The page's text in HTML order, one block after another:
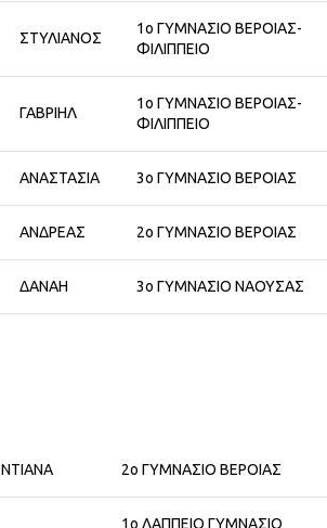
ΣΤΥΛΙΑΝΟΣ
1ο ΓΥΜΝΑΣΙΟ ΒΕΡΟΙΑΣ-
ΦΙΛΙΠΠΕΙΟ
ΓΑΒΡΙΗΛ
1ο ΓΥΜΝΑΣΙΟ ΒΕΡΟΙΑΣ-
ΦΙΛΙΠΠΕΙΟ
ΑΝΑΣΤΑΣΙΑ 3ο ΓΥΜΝΑΣΙΟ ΒΕΡΟΙΑΣ
ΑΝΔΡΕΑΣ 2ο ΓΥΜΝΑΣΙΟ ΒΕΡΟΙΑΣ
ΔΑΝΑΗ 3ο ΓΥΜΝΑΣΙΟ ΝΑΟΥΣΑΣ
ΝΤΙΑΝΑ 2ο ΓΥΜΝΑΣΙΟ ΒΕΡΟΙΑΣ
1ο ΛΑΠΠΕΙΟ ΓΥΜΝΑΣΙΟ